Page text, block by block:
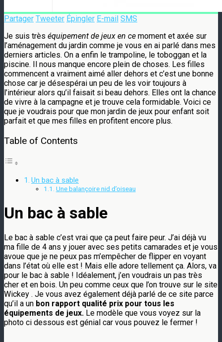
Partager Tweeter Épingler E-mail SMS
Je suis très équipement de jeux en ce moment et axée sur
l’aménagement du jardin comme je vous en ai parlé dans mes
derniers articles. On a enfin le trampoline, le toboggan et la
piscine. Il nous manque encore plein de choses. Les filles
commencent a vraiment aimé aller dehors et c’est une bonne
chose car je désespérai un peu de les voir toujours à
l’intérieur alors qu’il faisait si beau dehors. Elles ont la chance
de vivre à la campagne et je trouve cela formidable. Voici ce
que je voudrais pour que mon jardin de jeux pour enfant soit
parfait et que mes filles en profitent encore plus.
Table of Contents
Un bac à sable
Une balançoire nid d’oiseau
Un bac à sable
Le bac à sable c’est vrai que ça peut faire peur. J’ai déjà vu
ma fille de 4 ans y jouer avec ses petits camarades et je vous
avoue que je ne peux pas m’empêcher de flipper en voyant
dans l’état où elle est ! Mais elle adore tellement ça. Alors, va
pour le bac à sable ! Idéalement, j’en voudrais un pas très
cher et en bois. Un peu comme ceux que l’on trouve sur le site
Wickey . Je vous avez également déjà parlé de ce site parce
qu’il a un bon rapport qualité prix pour tous les
équipements de jeux. Le modèle que vous voyez sur la
photo ci dessous est génial car vous pouvez le fermer !